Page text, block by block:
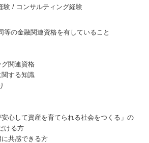
験 / コンサルティング経験
等の金融関連資格を有していること
関連資格
する知識
心して資産を育てられる社会をつくる」の
ける方
共感できる方